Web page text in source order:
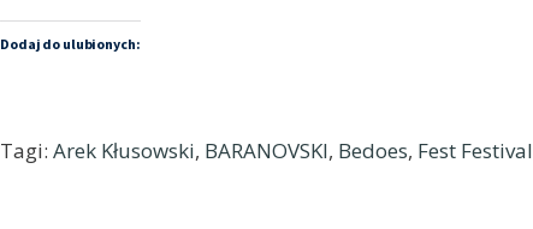
Dodaj do ulubionych:
Tagi: Arek Kłusowski, BARANOVSKI, Bedoes, Fest Festival